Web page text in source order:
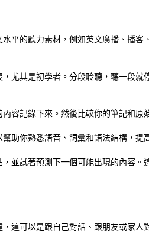
平的聽力素材，例如英文廣播、播客
尤其是初學者。分段聆聽，聽一段就
容記錄下來。然後比較你的筆記和原
助你熟悉語音、詞彙和語法結構，提
並試著預測下一個可能出現的內容。
這可以是跟自己對話、跟朋友或家人